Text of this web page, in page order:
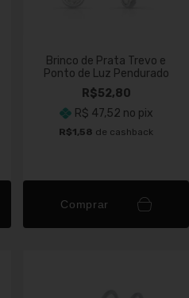
Brinco de Prata Trevo e
Ponto de Luz Pendurado
R$52,80
R$ 47,52 no pix
R$1,58 de cashback
Comprar